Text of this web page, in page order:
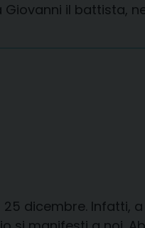
il battista,
dicembre. Infatti,